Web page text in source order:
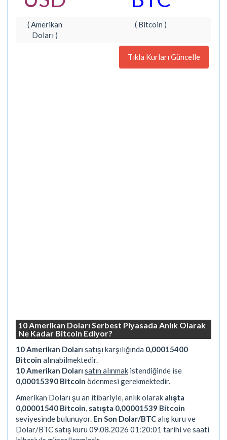
( Amerikan
Doları )
( Bitcoin )
Tıkla Kurları Güncelle
10 Amerikan Doları Serbest Piyasada Anlık Olarak
Ne Kadar Bitcoin Ediyor?
10 Amerikan Doları satışı karşılığında 0,00015400
Bitcoin alınabilmektedir.
10 Amerikan Doları satın alınmak istendiğinde ise
0,00015390 Bitcoin ödenmesi gerekmektedir.
Amerikan Doları şu an itibariyle, anlık olarak alışta
0,00001540 Bitcoin satışta 0,00001539 Bitcoin
seviyesinde bulunuyor. En Son Dolar/BTCalış kuru ve
Dolar/BTC satış kuru 09.08.2026 01:20:01 tarihi ve saati